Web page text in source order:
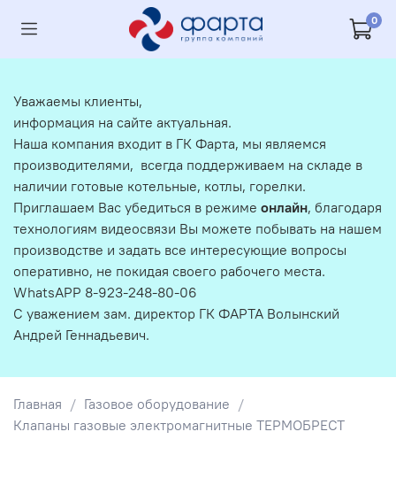
0
Главная
Газовое оборудование
Клапаны газовые электромагнитные ТЕРМОБРЕСТ
Уважаемы клиенты,
информация на сайте актуальная.
Наша компания входит в ГК Фарта, мы являемся
производителями, всегда поддерживаем на складе в
наличии готовые котельные, котлы, горелки.
Приглашаем Вас убедиться в режиме онлайн, благодаря
технологиям видеосвязи Вы можете побывать на нашем
производстве и задать все интересующие вопросы
оперативно, не покидая своего рабочего места.
WhatsAPP 8-923-248-80-06
С уважением зам. директор ГК ФАРТА Волынский
Андрей Геннадьевич.